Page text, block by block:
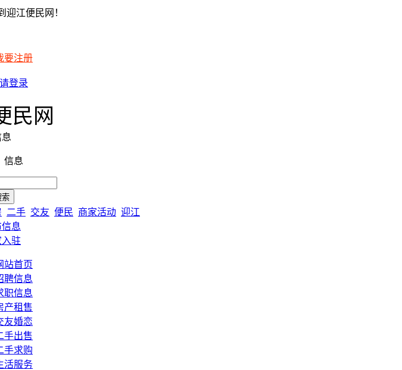
迎江便民网！
要注册
请登录
民网
信息
二手 交友 便民 商家活动 迎江
息
驻
站首页
聘信息
职信息
产租售
友婚恋
手出售
手求购
活服务